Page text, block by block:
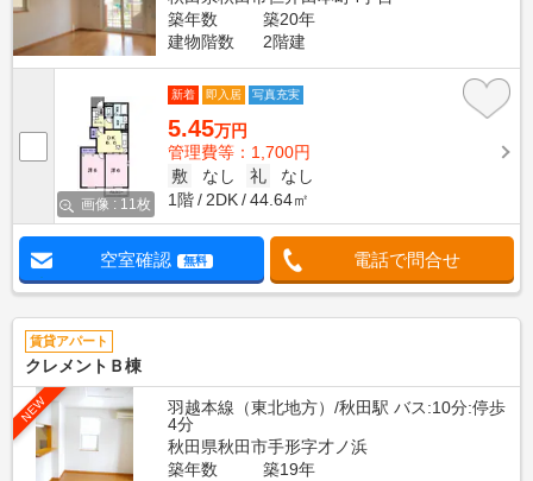
築年数
築20年
建物階数
2階建
画像 : 11枚
新着 即入居 写真充実
5.45万円
管理費等：1,700円
敷
なし 礼
なし
1階
2DK 44.64㎡
空室確認 無料 電話で問合せ
賃貸アパート
クレメントＢ棟
NEW
羽越本線（東北地方）/秋田駅 バス:10分:停歩
4分
秋田県秋田市手形字才ノ浜
築年数
築19年